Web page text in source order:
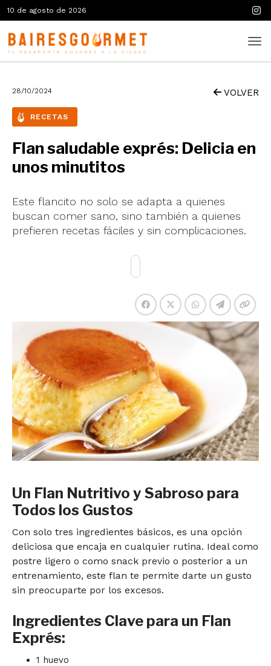
10 de agosto de 2026
28/10/2024 VOLVER
RECETAS
Flan saludable exprés: Delicia en
unos minutitos
Este flancito no solo se adapta a quienes
buscan comer sano, sino también a quienes
prefieren recetas fáciles y sin complicaciones.
Un Flan Nutritivo y Sabroso para
Todos los Gustos
Con solo tres ingredientes básicos, es una opción
deliciosa que encaja en cualquier rutina. Ideal como
postre ligero o como snack previo o posterior a un
entrenamiento, este flan te permite darte un gusto
sin preocuparte por los excesos.
Ingredientes Clave para un Flan
Exprés:
1 huevo